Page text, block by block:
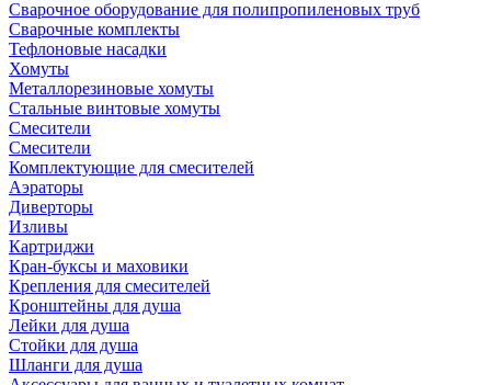
Сварочное оборудование для полипропиленовых труб
Сварочные комплекты
Тефлоновые насадки
Хомуты
Металлорезиновые хомуты
Стальные винтовые хомуты
Смесители
Смесители
Комплектующие для смесителей
Аэраторы
Диверторы
Изливы
Картриджи
Кран-буксы и маховики
Крепления для смесителей
Кронштейны для душа
Лейки для душа
Стойки для душа
Шланги для душа